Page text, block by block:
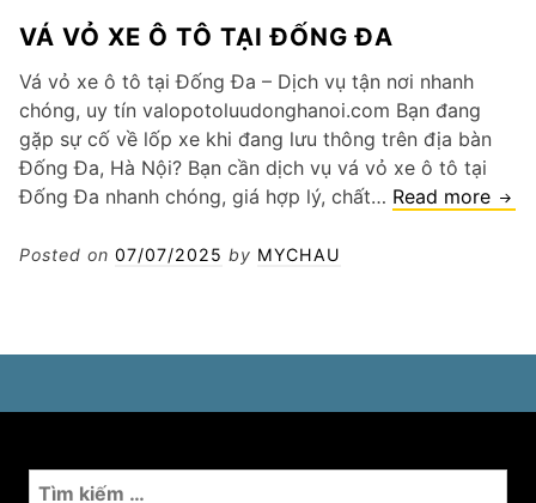
VÁ VỎ XE Ô TÔ TẠI ĐỐNG ĐA
Vá vỏ xe ô tô tại Đống Đa – Dịch vụ tận nơi nhanh
chóng, uy tín valopotoluudonghanoi.com Bạn đang
gặp sự cố về lốp xe khi đang lưu thông trên địa bàn
Đống Đa, Hà Nội? Bạn cần dịch vụ vá vỏ xe ô tô tại
Đống Đa nhanh chóng, giá hợp lý, chất… Read more Vá
Posted on 07/07/2025 by MYCHAU
Tìm